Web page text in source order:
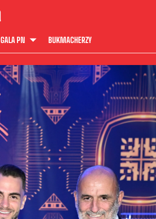
GALA PN BUKMACHERZY